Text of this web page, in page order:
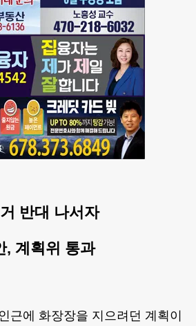
반대 나서자
, 계획위 통과
근에 화장장을 지으려던 계획이